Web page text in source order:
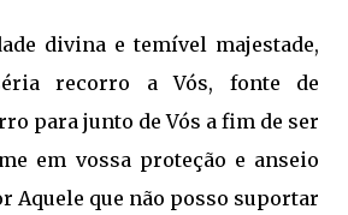
divina e temível majestade,
recorro a Vós, fonte de
para junto de Vós a fim de ser
em vossa proteção e anseio
Aquele que não posso suportar